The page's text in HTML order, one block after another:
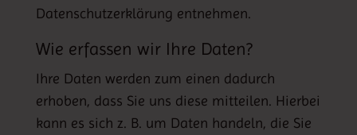
Datenschutzerklärung entnehmen.
Wie erfassen wir Ihre Daten?
Ihre Daten werden zum einen dadurch
erhoben, dass Sie uns diese mitteilen. Hierbei
kann es sich z. B. um Daten handeln, die Sie